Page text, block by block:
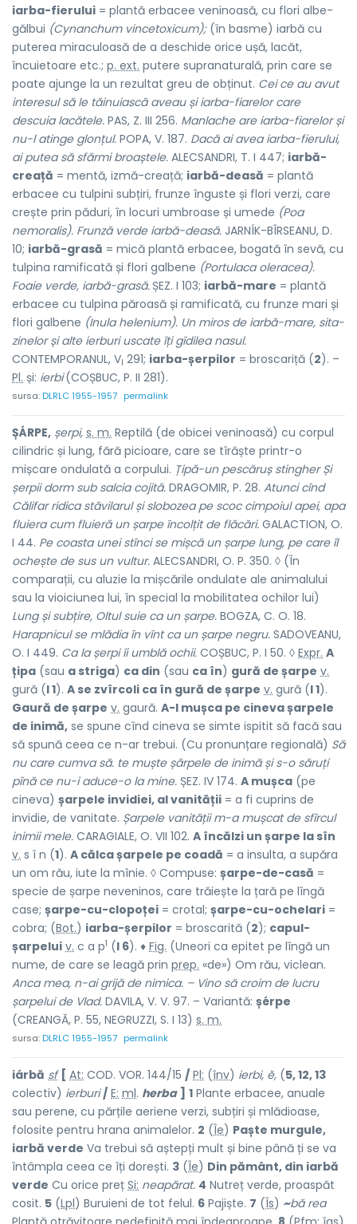
iarba-fierului = plantă erbacee veninoasă, cu flori albe-
gălbui (Cynanchum vincetoxicum);(în basme) iarbă cu
puterea miraculoasă de a deschide orice ușă, lacăt,
încuietoare etc.; p. ext. putere supranaturală, prin care se
poate ajunge la un rezultat greu de obținut. Cei ce au avut
interesul să le tăinuiască aveau și iarba-fiarelor care
descuia lacătele. PAS, Z. III 256. Manlache are iarba-fiarelor și
nu-l atinge glonțul. POPA, V. 187. Dacă ai avea iarba-fierului,
ai putea să sfărmi broaștele. ALECSANDRI, T. I 447; iarbă-
creață = mentă, izmă-creață; iarbă-deasă = plantă
erbacee cu tulpini subțiri, frunze înguste și flori verzi, care
crește prin păduri, în locuri umbroase și umede (Poa
nemoralis). Frunză verde iarbă-deasă. JARNÍK-BÎRSEANU, D.
10; iarbă-grasă = mică plantă erbacee, bogată în sevă, cu
tulpina ramificată și flori galbene (Portulaca oleracea).
Foaie verde, iarbă-grasă. ȘEZ. I 103; iarbă-mare = plantă
erbacee cu tulpina păroasă și ramificată, cu frunze mari și
flori galbene (Inula helenium). Un miros de iarbă-mare, sita-
zinelor și alte ierburi uscate îți gîdilea nasul.
CONTEMPORANUL, VI 291; iarba-șerpilor = broscariță (2). –
Pl. și: ierbi (COȘBUC, P. II 281).
sursa:DLRLC 1955-1957 permalink
ȘÁRPE, șerpi, s. m. Reptilă (de obicei veninoasă) cu corpul
cilindric și lung, fără picioare, care se tîrăște printr-o
mișcare ondulată a corpului. Țipă-un pescăruș stingher Și
șerpii dorm sub salcia cojită. DRAGOMIR, P. 28. Atunci cînd
Călifar ridica stăvilarul și slobozea pe scoc cimpoiul apei, apa
fluiera cum fluieră un șarpe încolțit de flăcări. GALACTION, O.
I 44. Pe coasta unei stînci se mișcă un șarpe lung, pe care îl
ochește de sus un vultur. ALECSANDRI, O. P. 350. ◊ (În
comparații, cu aluzie la mișcările ondulate ale animalului
sau la vioiciunea lui, în special la mobilitatea ochilor lui)
Lung și subțire, Oltul suie ca un șarpe. BOGZA, C. O. 18.
Harapnicul se mlădia în vînt ca un șarpe negru. SADOVEANU,
O. I 449. Ca la șerpi îi umblă ochii. COȘBUC, P. I 50. ◊ Expr. A
țipa (sau a striga) ca din (sau ca în) gură de șarpe v.
gură (I 1). A se zvîrcoli ca în gură de șarpe v. gură (I 1).
Gaură de șarpe v. gaură. A-l mușca pe cineva șarpele
de inimă, se spune cînd cineva se simte ispitit să facă sau
să spună ceea ce n-ar trebui. (Cu pronunțare regională) Să
nu care cumva să. te muște șărpele de inimă și s-o săruți
pînă ce nu-i aduce-o la mine. ȘEZ. IV 174. A mușca (pe
cineva) șarpele invidiei, al vanității = a fi cuprins de
invidie, de vanitate. Șarpele vanității m-a mușcat de sfîrcul
inimii mele. CARAGIALE, O. VII 102. A încălzi un șarpe la sîn
v. s î n (1). A călca șarpele pe coadă = a insulta, a supăra
un om rău, iute la mînie. ◊ Compuse: șarpe-de-casă =
specie de șarpe neveninos, care trăiește la țară pe lîngă
case; șarpe-cu-clopoței = crotal; șarpe-cu-ochelari =
cobra; (Bot.) iarba-șerpilor = broscarită (2); capul-
șarpelui v. c a p1 (I 6). ♦ Fig. (Uneori ca epitet pe lîngă un
nume, de care se leagă prin prep. «de») Om rău, viclean.
Anca mea, n-ai grijă de nimica. – Vino să croim de lucru
șarpelui de Vlad. DAVILA, V. V. 97. – Variantă: șérpe
(CREANGĂ, P. 55, NEGRUZZI, S. I 13) s. m.
sursa:DLRLC 1955-1957 permalink
iárbă sf [ At: COD. VOR. 144/15 / Pl: (înv) ierbi, ĕ, (5, 12, 13
colectiv) ierburi / E: ml. herba ] 1 Plante erbacee, anuale
sau perene, cu părțile aeriene verzi, subțiri și mlădioase,
folosite pentru hrana animalelor. 2 (Îe) Paște murgule,
iarbă verde Va trebui să aștepți mult și bine până ți se va
întâmpla ceea ce îți dorești. 3 (Îe) Din pământ, din iarbă
verde Cu orice preț Si: neapărat. 4 Nutreț verde, proaspăt
cosit. 5 (Lpl) Buruieni de tot felul. 6 Pajiște. 7 (Îs) ~bă rea